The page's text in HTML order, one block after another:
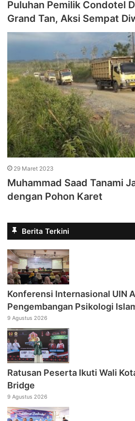
Puluhan Pemilik Condotel
Grand Tan, Aksi Sempat
29 Maret 2023
Muhammad Saad Tanami
dengan Pohon Karet
Berita Terkini
Konferensi Internasional UIN
Pengembangan Psikologi
9 Agustus 2026
Ratusan Peserta Ikuti Wali
Bridge
9 Agustus 2026